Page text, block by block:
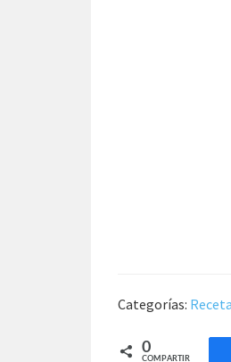
Categorías:
0
COMPARTIR